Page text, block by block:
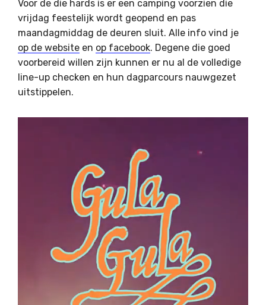
Voor de die hards is er een camping voorzien die
vrijdag feestelijk wordt geopend en pas
maandagmiddag de deuren sluit. Alle info vind je
op de website en op facebook. Degene die goed
voorbereid willen zijn kunnen er nu al de volledige
line-up checken en hun dagparcours nauwgezet
uitstippelen.